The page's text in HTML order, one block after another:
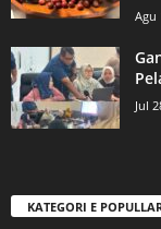
Agu
Jul
KATEGORI E